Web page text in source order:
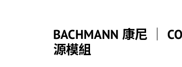
BACHMANN 康尼 │
源模組